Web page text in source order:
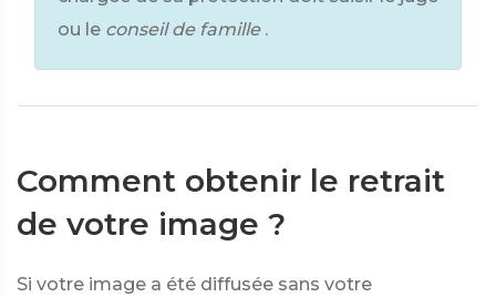
ou le conseil de famille .
Comment obtenir le retrait
de votre image ?
Si votre image a été diffusée sans votre